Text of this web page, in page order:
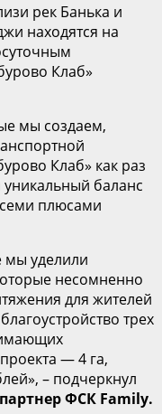
рек Банька и
находятся на
Клаб»
мы создаем,
Клаб» как раз
баланс
плюсами
мы уделили
несомненно
для жителей
трех
— 4 га,
– подчеркнул
ФСК Family.